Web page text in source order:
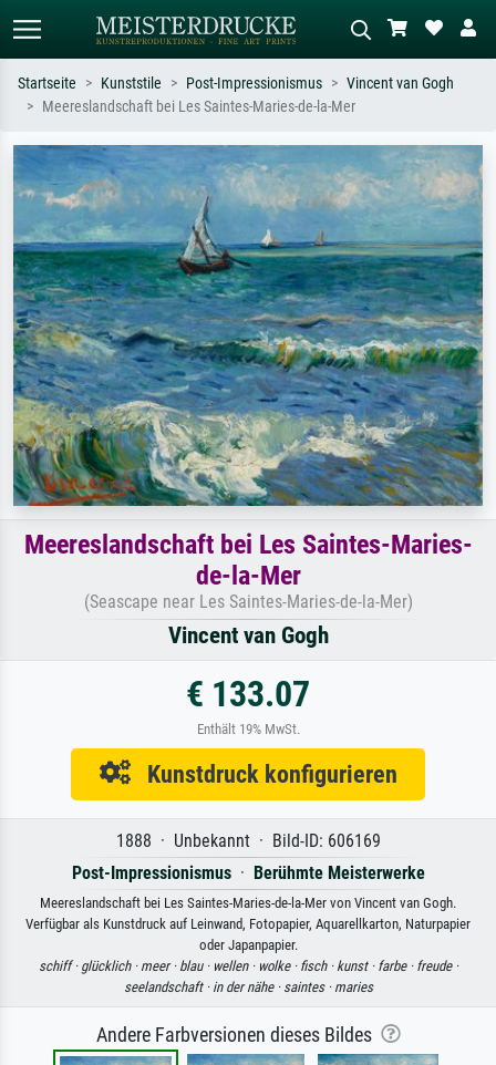
Suchen Sie nach Künstlern, Werktiteln
oder Stilen – z.B. Monet,
Sternennacht, Impressionismus, Welle
Hokusai, Akt.
Beschreiben Sie die Szene – z.B. Grüne
Wiese, Abstrakt mit viel Rot, Dunkles
Ölgemälde, Stehender Akt neben einem
Baum.
Startseite Kunststile Post-Impressionismus
Vincent van Gogh
Meereslandschaft bei Les Saintes-Maries-de-la-Mer
Meereslandschaft bei Les Saintes-Maries-
de-la-Mer
(Seascape near Les Saintes-Maries-de-la-Mer)
Vincent van Gogh
€ 133.07
Enthält 19% MwSt.
Kunstdruck konfigurieren
1888 · Unbekannt · Bild-ID: 606169
Post-Impressionismus· Berühmte Meisterwerke
Meereslandschaft bei Les Saintes-Maries-de-la-Mer von Vincent van Gogh.
Verfügbar als Kunstdruck auf Leinwand, Fotopapier, Aquarellkarton, Naturpapier
oder Japanpapier.
schiff · glücklich · meer · blau · wellen · wolke · fisch · kunst · farbe · freude ·
seelandschaft · in der nähe · saintes · maries
Andere Farbversionen dieses Bildes